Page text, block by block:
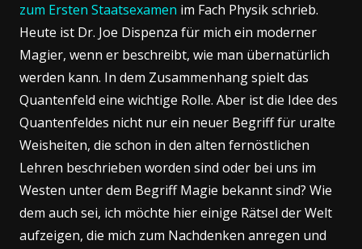
zum Ersten Staatsexamen im Fach Physik schrieb.
Heute ist Dr. Joe Dispenza für mich ein moderner
Magier, wenn er beschreibt, wie man übernatürlich
werden kann. In dem Zusammenhang spielt das
Quantenfeld eine wichtige Rolle. Aber ist die Idee des
Quantenfeldes nicht nur ein neuer Begriff für uralte
Weisheiten, die schon in den alten fernöstlichen
Lehren beschrieben worden sind oder bei uns im
Westen unter dem Begriff Magie bekannt sind? Wie
dem auch sei, ich möchte hier einige Rätsel der Welt
aufzeigen, die mich zum Nachdenken anregen und